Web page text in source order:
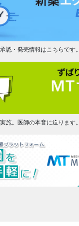
認・発売情報はこちらです。
施。医師の本音に迫ります。